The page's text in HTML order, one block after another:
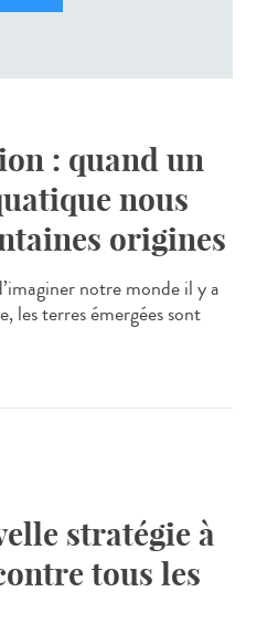
: quand un
nous
origines
notre monde il y a
les terres émergées sont
stratégie à
tous les